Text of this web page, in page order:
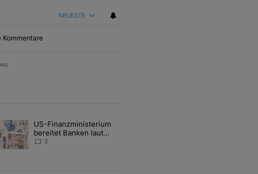
NEUESTE
Kommentare
kommentierten Artikel der letzten 7 days.
bei Situational Awareness: Alles über den Retter-Deal" mit 3 kommentare.
Ein Trendartikel mit dem Titel "US-Finanzministerium bereitet Banken laut
US-Finanzministerium
bereitet Banken laut
Insider auf eventuelle
2